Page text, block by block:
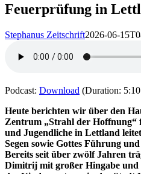
Feuerprüfung in
Stephanus Zeitschrift2026-06-
Podcast: Download (Duration:
Heute berichten wir über den
Zentrum „Strahl der Hoffnung“
und Jugendliche in Lettland
Segen sowie Gottes Führung
Bereits seit über zwölf Jahren
Dimitrij mit großer Hingabe